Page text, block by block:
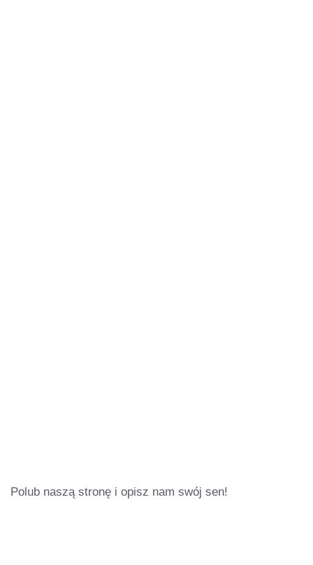
Polub naszą stronę i opisz nam swój sen!